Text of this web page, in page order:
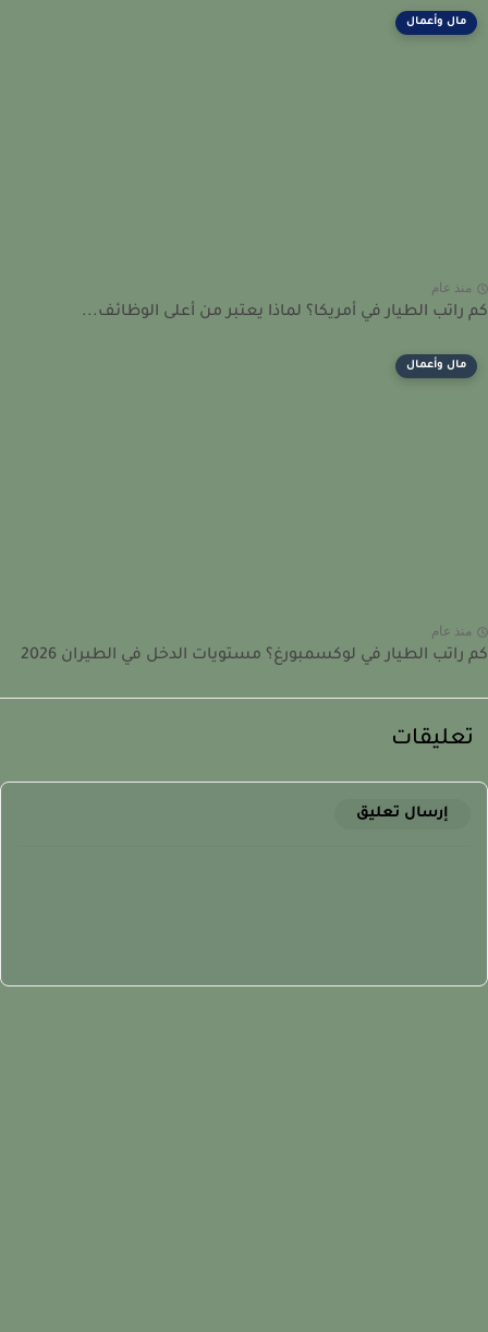
مال وأعمال
عام
الطيار في أمريكا؟ لماذا يعتبر من أعلى الوظائف...
مال وأعمال
عام
الطيار في لوكسمبورغ؟ مستويات الدخل في الطيران 2026
إرسال تعليق